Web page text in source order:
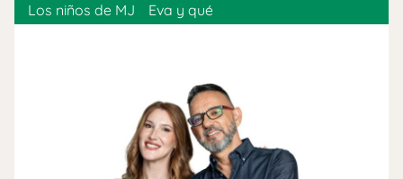
Los niños de MJ
Eva y qué